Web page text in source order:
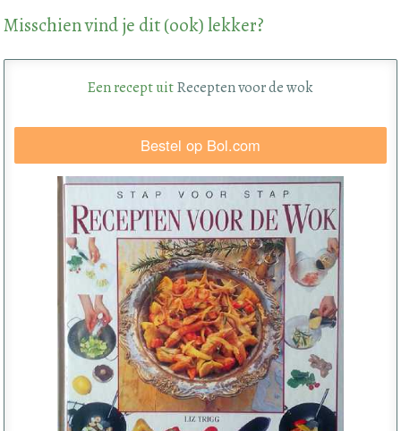
Misschien vind je dit (ook) lekker?
Een recept uitRecepten voor de wok
Bestel op Bol.com